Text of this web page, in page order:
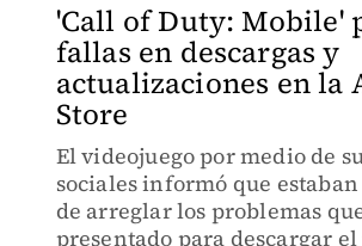
'Call of Duty: Mobile'
fallas en descargas y
actualizaciones en la
Store
El videojuego por medio de
sociales informó que
de arreglar los problemas
presentado para descargar el